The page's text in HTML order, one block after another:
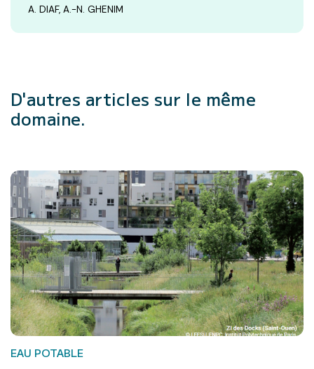
A. DIAF, A.-N. GHENIM
D'autres articles sur le même
domaine.
EAU POTABLE